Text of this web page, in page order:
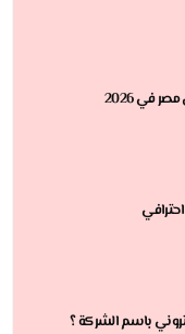
في 2026
باسم الشركة ؟